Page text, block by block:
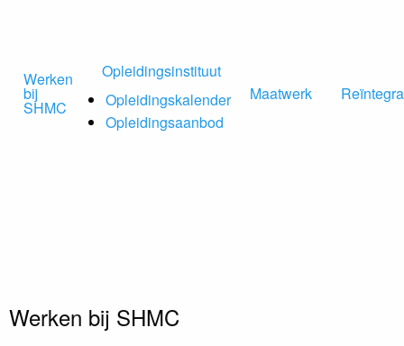
Werken
bij
SHMC
Opleidingsinstituut
Opleidingskalender
Opleidingsaanbod
Maatwerk
Werken bij SHMC